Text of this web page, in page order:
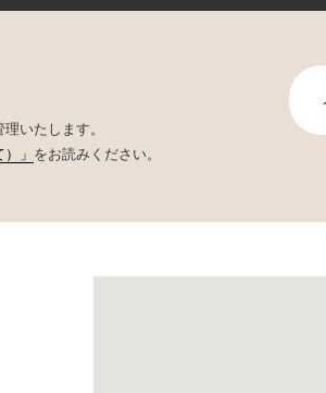
いたします。
」 をお読みください。